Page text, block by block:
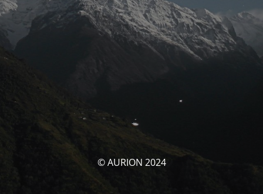
© AURION 2024